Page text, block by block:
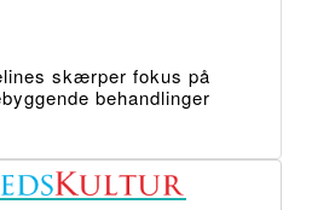
skærper fokus på
behandlinger